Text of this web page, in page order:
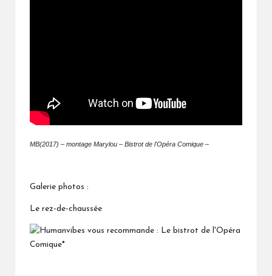
MB(2017) – montage Marylou – Bistrot de l'Opéra Comique –
Galerie photos :
Le rez-de-chaussée